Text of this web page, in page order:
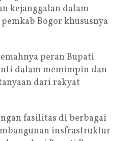
kejanggalan dalam
Bogor khususnya
peran Bupati
dalam memimpin dan
dari rakyat
fasilitas di berbagai
insfrastruktur